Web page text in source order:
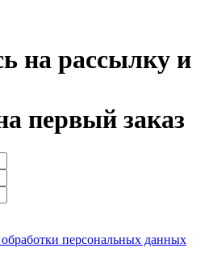
на рассылку и
первый заказ
персональных данных